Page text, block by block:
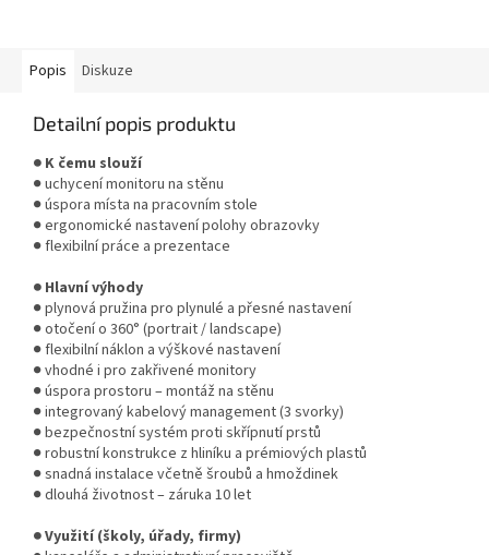
Popis Diskuze
Detailní popis produktu
● K čemu slouží
● uchycení monitoru na stěnu
● úspora místa na pracovním stole
● ergonomické nastavení polohy obrazovky
● flexibilní práce a prezentace
● Hlavní výhody
● plynová pružina pro plynulé a přesné nastavení
● otočení o 360° (portrait / landscape)
● flexibilní náklon a výškové nastavení
● vhodné i pro zakřivené monitory
● úspora prostoru – montáž na stěnu
● integrovaný kabelový management (3 svorky)
● bezpečnostní systém proti skřípnutí prstů
● robustní konstrukce z hliníku a prémiových plastů
● snadná instalace včetně šroubů a hmoždinek
● dlouhá životnost – záruka 10 let
● Využití (školy, úřady, firmy)